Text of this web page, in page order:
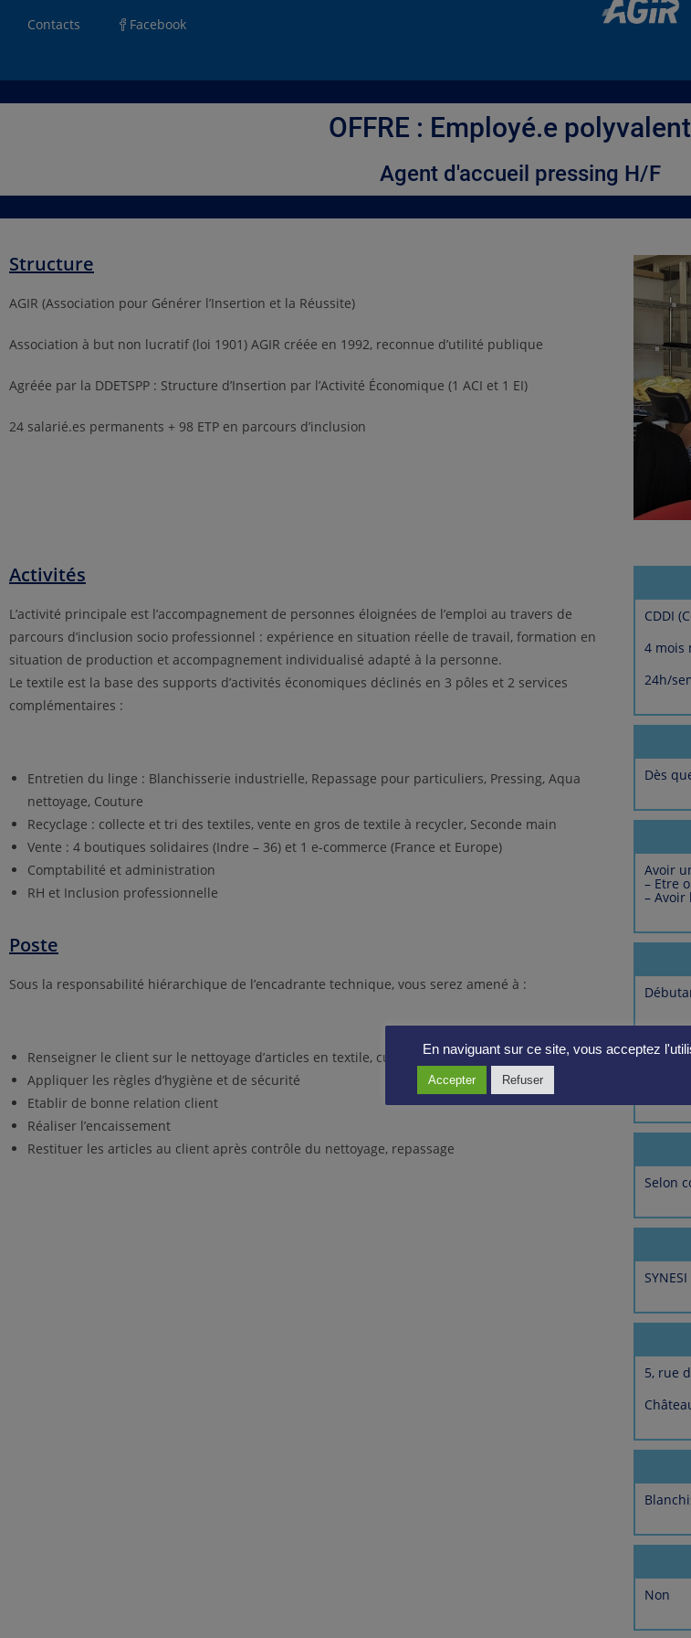
Contacts Facebook
OFFRE : Employé.e
Agent d'accueil pressing H/F
Structure
AGIR (Association pour Générer l’Insertion et la Réussite)
Association à but non lucratif (loi 1901) AGIR créée en 1992, reconnue d’utilité publique
Agréée par la DDETSPP : Structure d’Insertion par l’Activité Économique (1 ACI et 1 EI)
24 salarié.es permanents + 98 ETP en parcours d’inclusion
Activités
L’activité principale est l’accompagnement de personnes éloignées de l’emploi au travers de
parcours d’inclusion socio professionnel : expérience en situation réelle de travail, formation en
situation de production et accompagnement individualisé adapté à la personne.
Le textile est la base des supports d’activités économiques déclinés en 3 pôles et 2 services
complémentaires :
Entretien du linge : Blanchisserie industrielle, Repassage pour particuliers, Pressing, Aqua
nettoyage, Couture
Recyclage : collecte et tri des textiles, vente en gros de textile à recycler, Seconde main
Vente : 4 boutiques solidaires (Indre – 36) et 1 e-commerce (France et Europe)
Comptabilité et administration
RH et Inclusion professionnelle
Poste
Sous la responsabilité hiérarchique de l’encadrante technique, vous serez amené à :
Renseigner le client sur le nettoyage d’articles en textile, cuir ou peausserie
Appliquer les règles d’hygiène et de sécurité
Etablir de bonne relation client
Réaliser l’encaissement
Restituer les articles au client après contrôle du nettoyage, repassage
CDDI
4 mois
24h/
Dès
Avoir
– Etre
– Avoir
Selon
SYNESI
5, rue
Non
En naviguant sur ce site, vous acceptez
Accepter Refuser